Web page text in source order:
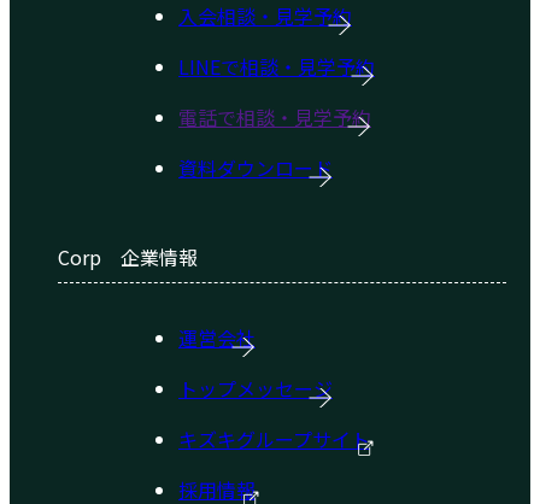
入会相談・見学予約
LINEで相談・見学予約
電話で相談・見学予約
資料ダウンロード
Corp 企業情報
運営会社
トップメッセージ
キズキグループサイト
採用情報